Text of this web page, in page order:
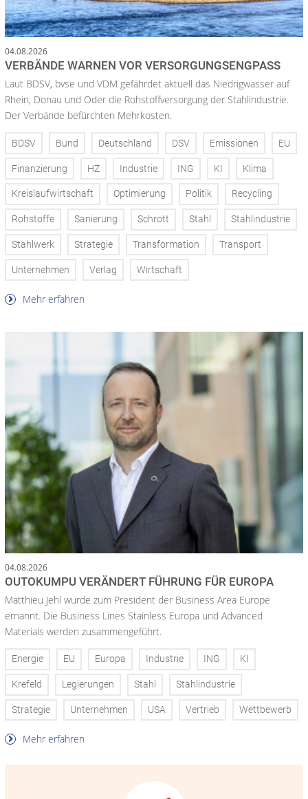
04.08.2026
VERBÄNDE WARNEN VOR VERSORGUNGSENGPASS
Laut BDSV, bvse und VDM gefährdet aktuell das Niedrigwasser auf
Rhein, Donau und Oder die Rohstoffversorgung der Stahlindustrie.
Der Verbände befürchten Mehrkosten.
BDSV Bund Deutschland DSV Emissionen EU
Finanzierung HZ Industrie ING KI Klima
Kreislaufwirtschaft Optimierung Politik Recycling
Rohstoffe Sanierung Schrott Stahl Stahlindustrie
Stahlwerk Strategie Transformation Transport
Unternehmen Verlag Wirtschaft
Mehr erfahren
04.08.2026
OUTOKUMPU VERÄNDERT FÜHRUNG FÜR EUROPA
Matthieu Jehl wurde zum President der Business Area Europe
ernannt. Die Business Lines Stainless Europa und Advanced
Materials werden zusammengeführt.
Energie EU Europa Industrie ING KI
Krefeld Legierungen Stahl Stahlindustrie
Strategie Unternehmen USA Vertrieb Wettbewerb
Mehr erfahren